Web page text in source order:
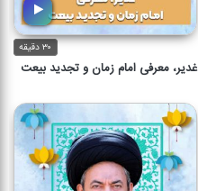
۳۰ دقیقه
غدیر، معرفی امام زمان و تجدید بیعت